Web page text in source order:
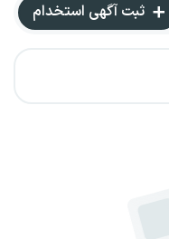
ثبت آگهی استخدام